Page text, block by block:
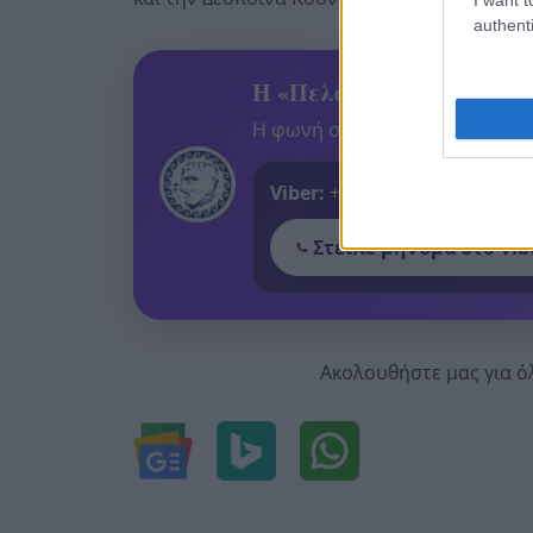
Η «Πελοπόννησος» και
Η φωνή σου έχει δύναμη –
Viber: +306909196125
Στείλε μήνυμα στο
Ακολουθήστε μας για